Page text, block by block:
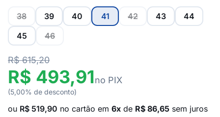
38 39 40 41 42 43
44
45
46
R$ 615,20
R$ 493,91no PIX
(5,00% de desconto)
ou R$ 519,90 no cartão em 6x de R$ 86,65 sem juros